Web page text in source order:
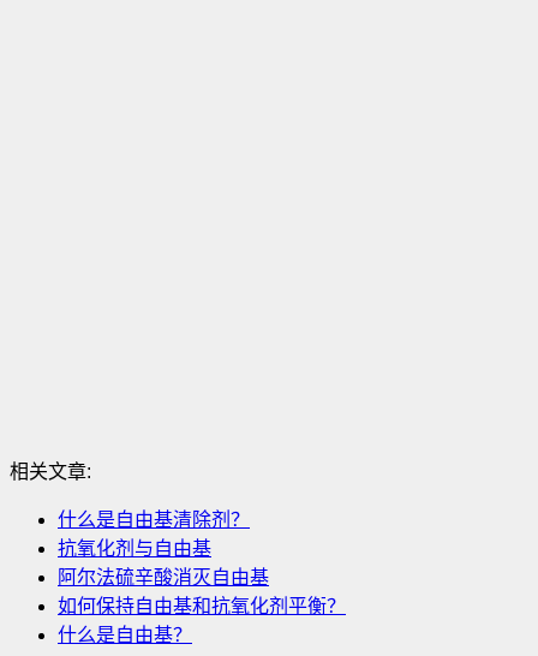
相关文章:
什么是自由基清除剂？
抗氧化剂与自由基
阿尔法硫辛酸消灭自由基
如何保持自由基和抗氧化剂平衡？
什么是自由基？